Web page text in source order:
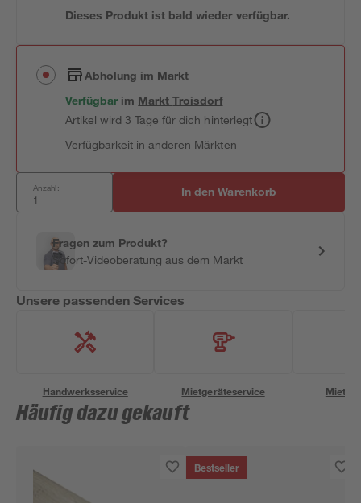
Dieses Produkt ist bald wieder verfügbar.
Abholung im Markt
Verfügbar im MarktTroisdorf
Artikel wird 3 Tage für dich hinterlegt
Verfügbarkeit in anderen Märkten
Anzahl: In den Warenkorb
Fragen zum Produkt?
Sofort-Videoberatung aus dem Markt
Unsere passenden Services
Handwerksservice Mietgeräteservice
Häufig dazu gekauft
Bestseller